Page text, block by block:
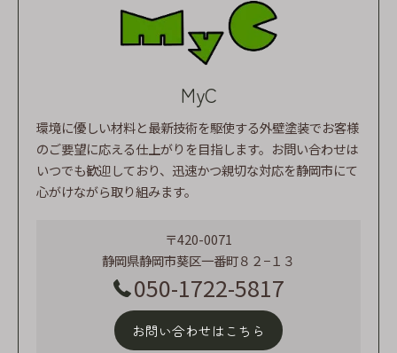
MyC
環境に優しい材料と最新技術を駆使する外壁塗装でお客様
のご要望に応える仕上がりを目指します。お問い合わせは
いつでも歓迎しており、迅速かつ親切な対応を静岡市にて
心がけながら取り組みます。
〒420-0071
静岡県静岡市葵区一番町８２−１３
050-1722-5817
お問い合わせはこちら